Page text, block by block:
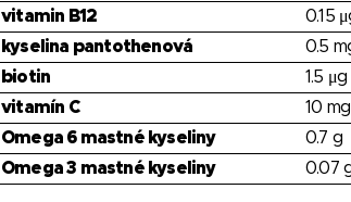
vitamin B12
0.15
kyselina pantothenová
0.5
biotin
1.5 μg
vitamín C
10 mg
Omega 6 mastné kyseliny
0.7 g
Omega 3 mastné kyseliny
0.07